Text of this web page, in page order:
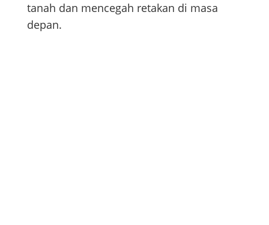
tanah dan mencegah retakan di masa
depan.